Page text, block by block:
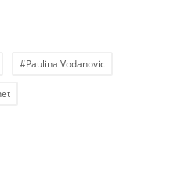
#Paulina Vodanovic